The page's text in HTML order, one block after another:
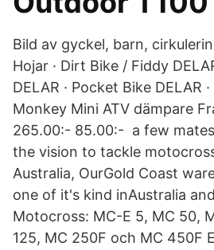
Bild av gyckel, barn,
Hojar · Dirt Bike / Fiddy
DELAR · Pocket Bike DELAR ·
Monkey Mini ATV dämpare
265.00:- 85.00:- a few
the vision to tackle
Australia, OurGold Coast
one of it's kind inAustralia
Motocross: MC-E 5, MC 50,
125, MC 250F och MC 450F